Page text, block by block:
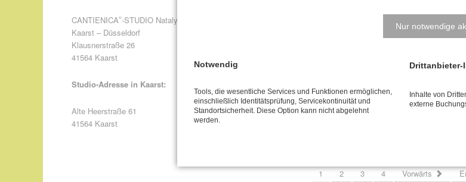
CANTIENICA®-STUDIO Nataly Leufgen
Kaarst – Düsseldorf
Klausnerstraße 26
41564 Kaarst
Studio-Adresse in Kaarst:
Alte Heerstraße 61
41564 Kaarst
Hauptsache bewegen? Hauptsache essen?
Schreibtisch-Arbeit? Kann toll sein für den
Veränderung braucht Klarheit - lass uns
Rolf trägt Flieder
1 2 3 4 Vorwärts
Nur notwendige
Notwendig
Tools, die wesentliche Services und Funktionen ermöglichen,
einschließlich Identitätsprüfung, Servicekontinuität und
Standortsicherheit. Diese Option kann nicht abgelehnt
werden.
Drittanbieter-
Inhalte von
externe